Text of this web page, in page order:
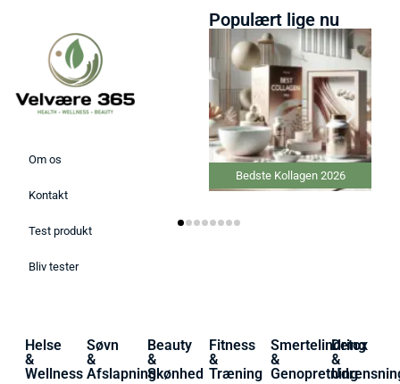
Om os
Kontakt
Test produkt
Bliv tester
Populært lige nu
Bedste Kollagen 2026
Helse
&
Wellness
Søvn
&
Afslapning
Beauty
&
Skønhed
Fitness
&
Træning
Smertelindring
&
Genopretning
Detox
&